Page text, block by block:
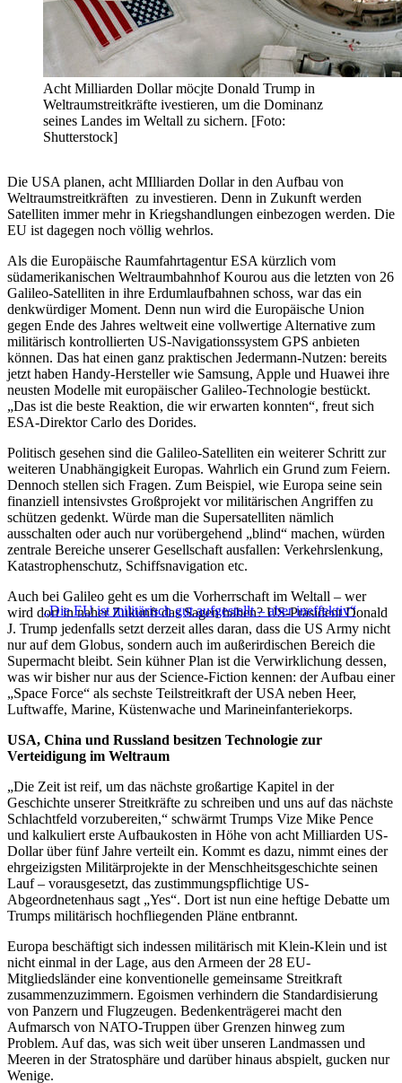
Acht Milliarden Dollar möcjte Donald Trump in
Weltraumstreitkräfte ivestieren, um die Dominanz
seines Landes im Weltall zu sichern. [Foto:
Shutterstock]
Die USA planen, acht MIlliarden Dollar in den Aufbau von
Weltraumstreitkräften zu investieren. Denn in Zukunft werden
Satelliten immer mehr in Kriegshandlungen einbezogen werden. Die
EU ist dagegen noch völlig wehrlos.
Als die Europäische Raumfahrtagentur ESA kürzlich vom
südamerikanischen Weltraumbahnhof Kourou aus die letzten von 26
Galileo-Satelliten in ihre Erdumlaufbahnen schoss, war das ein
denkwürdiger Moment. Denn nun wird die Europäische Union
gegen Ende des Jahres weltweit eine vollwertige Alternative zum
militärisch kontrollierten US-Navigationssystem GPS anbieten
können. Das hat einen ganz praktischen Jedermann-Nutzen: bereits
jetzt haben Handy-Hersteller wie Samsung, Apple und Huawei ihre
neusten Modelle mit europäischer Galileo-Technologie bestückt.
„Das ist die beste Reaktion, die wir erwarten konnten“, freut sich
ESA-Direktor Carlo des Dorides.
Politisch gesehen sind die Galileo-Satelliten ein weiterer Schritt zur
weiteren Unabhängigkeit Europas. Wahrlich ein Grund zum Feiern.
Dennoch stellen sich Fragen. Zum Beispiel, wie Europa seine sein
finanziell intensivstes Großprojekt vor militärischen Angriffen zu
schützen gedenkt. Würde man die Supersatelliten nämlich
ausschalten oder auch nur vorübergehend „blind“ machen, würden
zentrale Bereiche unserer Gesellschaft ausfallen: Verkehrslenkung,
Katastrophenschutz, Schiffsnavigation etc.
„Die EU ist militärisch gut aufgestellt – aber ineffektiv“
Auch bei Galileo geht es um die Vorherrschaft im Weltall – wer
wird dort in naher Zukunft das Sagen haben? US-Präsident Donald
J. Trump jedenfalls setzt derzeit alles daran, dass die US Army nicht
nur auf dem Globus, sondern auch im außerirdischen Bereich die
Supermacht bleibt. Sein kühner Plan ist die Verwirklichung dessen,
was wir bisher nur aus der Science-Fiction kennen: der Aufbau einer
„Space Force“ als sechste Teilstreitkraft der USA neben Heer,
Luftwaffe, Marine, Küstenwache und Marineinfanteriekorps.
USA, China und Russland besitzen Technologie zur
Verteidigung im Weltraum
„Die Zeit ist reif, um das nächste großartige Kapitel in der
Geschichte unserer Streitkräfte zu schreiben und uns auf das nächste
Schlachtfeld vorzubereiten,“ schwärmt Trumps Vize Mike Pence
und kalkuliert erste Aufbaukosten in Höhe von acht Milliarden US-
Dollar über fünf Jahre verteilt ein. Kommt es dazu, nimmt eines der
ehrgeizigsten Militärprojekte in der Menschheitsgeschichte seinen
Lauf – vorausgesetzt, das zustimmungspflichtige US-
Abgeordnetenhaus sagt „Yes“. Dort ist nun eine heftige Debatte um
Trumps militärisch hochfliegenden Pläne entbrannt.
Europa beschäftigt sich indessen militärisch mit Klein-Klein und ist
nicht einmal in der Lage, aus den Armeen der 28 EU-
Mitgliedsländer eine konventionelle gemeinsame Streitkraft
zusammenzuzimmern. Egoismen verhindern die Standardisierung
von Panzern und Flugzeugen. Bedenkenträgerei macht den
Aufmarsch von NATO-Truppen über Grenzen hinweg zum
Problem. Auf das, was sich weit über unseren Landmassen und
Meeren in der Stratosphäre und darüber hinaus abspielt, gucken nur
Wenige.